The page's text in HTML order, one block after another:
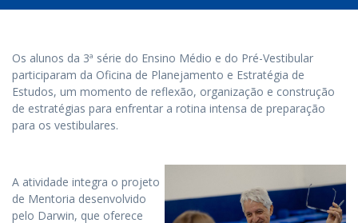
Os alunos da 3ª série do Ensino Médio e do Pré-Vestibular
participaram da Oficina de Planejamento e Estratégia de
Estudos, um momento de reflexão, organização e construção
de estratégias para enfrentar a rotina intensa de preparação
para os vestibulares.
A atividade integra o projeto
de Mentoria desenvolvido
pelo Darwin, que oferece